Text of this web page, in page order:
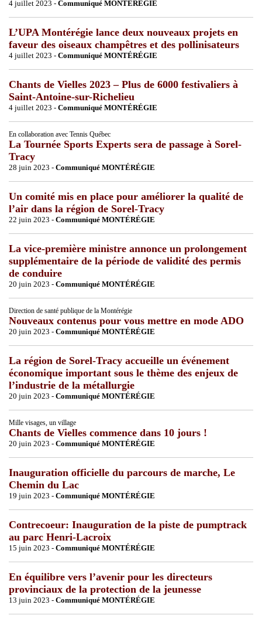
4 juillet 2023 - Communiqué MONTÉRÉGIE
L’UPA Montérégie lance deux nouveaux projets en
faveur des oiseaux champêtres et des pollinisateurs
4 juillet 2023 - Communiqué MONTÉRÉGIE
Chants de Vielles 2023 – Plus de 6000 festivaliers à
Saint-Antoine-sur-Richelieu
4 juillet 2023 - Communiqué MONTÉRÉGIE
En collaboration avec Tennis Québec
La Tournée Sports Experts sera de passage à Sorel-
Tracy
28 juin 2023 - Communiqué MONTÉRÉGIE
Un comité mis en place pour améliorer la qualité de
l’air dans la région de Sorel-Tracy
22 juin 2023 - Communiqué MONTÉRÉGIE
La vice-première ministre annonce un prolongement
supplémentaire de la période de validité des permis
de conduire
20 juin 2023 - Communiqué MONTÉRÉGIE
Direction de santé publique de la Montérégie
Nouveaux contenus pour vous mettre en mode ADO
20 juin 2023 - Communiqué MONTÉRÉGIE
La région de Sorel-Tracy accueille un événement
économique important sous le thème des enjeux de
l’industrie de la métallurgie
20 juin 2023 - Communiqué MONTÉRÉGIE
Mille visages, un village
Chants de Vielles commence dans 10 jours !
20 juin 2023 - Communiqué MONTÉRÉGIE
Inauguration officielle du parcours de marche, Le
Chemin du Lac
19 juin 2023 - Communiqué MONTÉRÉGIE
Contrecoeur: Inauguration de la piste de pumptrack
au parc Henri-Lacroix
15 juin 2023 - Communiqué MONTÉRÉGIE
En équilibre vers l’avenir pour les directeurs
provinciaux de la protection de la jeunesse
13 juin 2023 - Communiqué MONTÉRÉGIE